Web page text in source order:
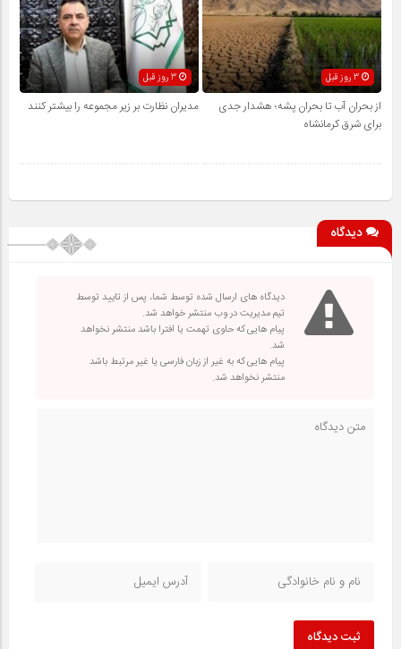
3 روز قبل
از بحران آب تا بحران پشه؛ هشدار جدی
برای شرق کرمانشاه
مدیران نظارت بر زیر مجموعه را بیشتر کنند
دیدگاه
دیدگاه های ارسال شده توسط شما، پس از تایید توسط
تیم مدیریت در وب منتشر خواهد شد.
پیام هایی که حاوی تهمت یا افترا باشد منتشر نخواهد
شد.
پیام هایی که به غیر از زبان فارسی یا غیر مرتبط باشد
منتشر نخواهد شد.
ثبت دیدگاه